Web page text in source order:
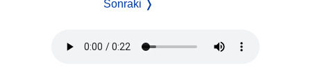
Sonraki ❭